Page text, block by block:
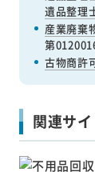
遺品整理
産業廃棄
第
古物商許
関連サイ